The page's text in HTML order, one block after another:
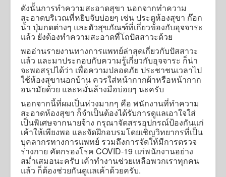
ดังนั้นการทำความสะอาดสุขา นอกจากทำความ
สะอาดบริเวณที่หยิบจับบ่อยๆ เช่น ประตูห้องสุขา ก๊อก
น้ำ ปุ่มกดต่างๆ และตัวสุขภัณฑ์ที่เกี่ยวข้องกับอุจจาระ
แล้ว ยังต้องทำความสะอาดที่โถปัสสาวะด้วย
พออ่านรายงานทางการแพทย์ล่าสุดเกี่ยวกับปัสสาวะ
แล้ว และมาประกอบกับความรู้เกี่ยวกับอุจจาระ ก็น่า
จะพอสรุปได้ว่า เพื่อความปลอดภัย ประชาชนเวลาไป
ใช้ห้องสุขานอกบ้าน ควรใส่หน้ากากผ้าหรือหน้ากาก
อนามัยด้วย และหมั่นล้างมือบ่อยๆ นะครับ
นอกจากนี้ที่ผมเป็นห่วงมากๆ คือ พนักงานที่ทำความ
สะอาดห้องสุขา ก็จำเป็นต้องได้รับการดูแลเอาใจใส่
เป็นพิเศษจากนายจ้าง กรุณาจัดสรรอุปกรณ์ป้องกันแก่
เค้าให้เพียงพอ และจัดฝึกอบรมโดยเชิญวิทยากรที่เป็น
บุคลากรทางการแพทย์ รวมถึงการจัดให้มีการตรวจ
ร่างกาย คัดกรองโรค COVID-19 แก่พนักงานอย่าง
สม่ำเสมอนะครับ เค้าทำงานช่วยเหลือพวกเราทุกคน
แล้ว ก็ต้องช่วยกันดูแลเค้าด้วยครับ.